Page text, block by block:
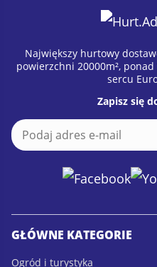
Największy hurtowy
powierzchni 20000m²,
sercu
Zapisz się
a
i
l
E
m
GŁÓWNE KATEGORIE
Ogród i turystyka